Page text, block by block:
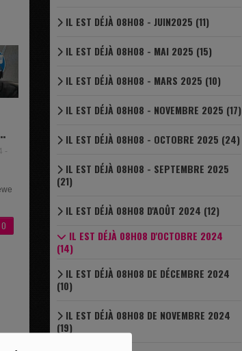
-
-
0
IL EST DÉJÀ 08H08 - JUIN2025 (11)
IL EST DÉJÀ 08H08 - MAI 2025 (15)
IL EST DÉJÀ 08H08 - MARS 2025 (10)
IL EST DÉJÀ 08H08 - NOVEMBRE 2025 (17)
IL EST DÉJÀ 08H08 - OCTOBRE 2025 (24)
IL EST DÉJÀ 08H08 - SEPTEMBRE 2025
(21)
IL EST DÉJÀ 08H08 D'AOÛT 2024 (12)
IL EST DÉJÀ 08H08 D'OCTOBRE 2024
(14)
IL EST DÉJÀ 08H08 DE DÉCEMBRE 2024
(10)
IL EST DÉJÀ 08H08 DE NOVEMBRE 2024
(19)